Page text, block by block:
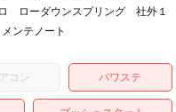
ローダウンスプリング 社外１
ンテノート
コン パワステ